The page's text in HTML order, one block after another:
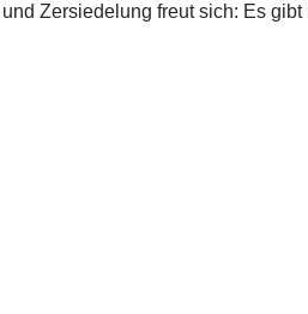
Zersiedelung freut sich: Es